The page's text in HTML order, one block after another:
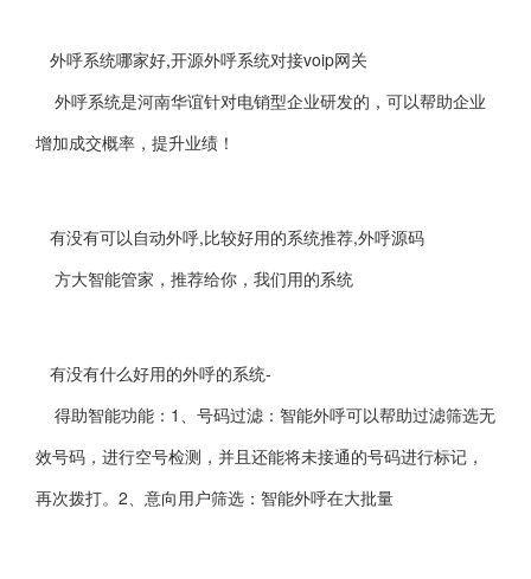
外呼系统哪家好,开源外呼系统对接voip网关
外呼系统是河南华谊针对电销型企业研发的，可以帮助企业
增加成交概率，提升业绩！
有没有可以自动外呼,比较好用的系统推荐,外呼源码
方大智能管家，推荐给你，我们用的系统
有没有什么好用的外呼的系统-
得助智能功能：1、号码过滤：智能外呼可以帮助过滤筛选无
效号码，进行空号检测，并且还能将未接通的号码进行标记，
再次拨打。2、意向用户筛选：智能外呼在大批量